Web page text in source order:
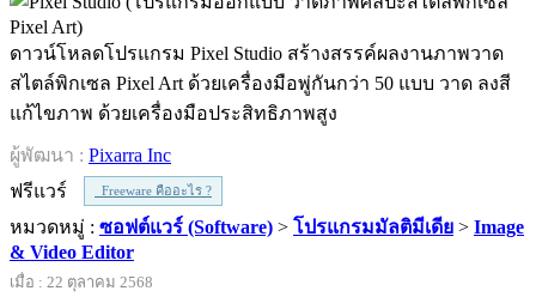
ดาวน์โหลดโปรแกรม Pixel Studio สร้างสรรค์ผลงานภาพวาด
สไตล์พิกเซล Pixel Art ด้วยเครื่องมือพู่กันกว่า 50 แบบ วาด ลงสี
แก้ไขภาพ ด้วยเครื่องมือประสิทธิภาพสูง
ผู้พัฒนา : Pixarra Inc
ฟรีแวร์
Freeware คืออะไร ?
หมวดหมู่ : ซอฟต์แวร์ (Software) > โปรแกรมมัลติมีเดีย > Image
& Video Editor
เมื่อ : 22 ตุลาคม 2568